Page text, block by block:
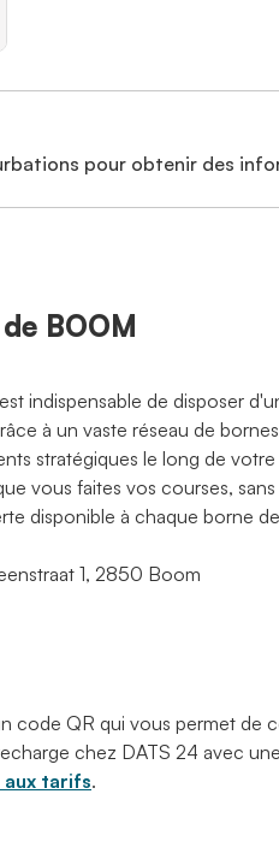
pour obtenir des
BOOM
indispensable de disposer
à un vaste réseau de
stratégiques le long de
vous faites vos courses,
disponible à chaque borne
1, 2850 Boom
code QR qui vous permet de
chez DATS 24 avec
tarifs.